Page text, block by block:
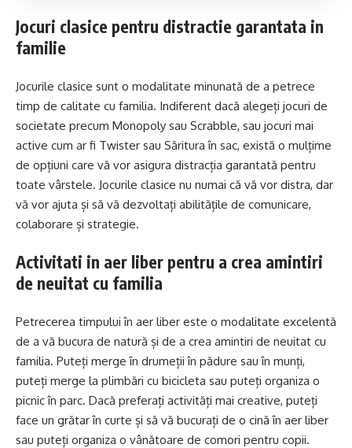
Jocuri clasice pentru distractie garantata in
familie
Jocurile clasice sunt o modalitate minunată de a petrece
timp de calitate cu familia. Indiferent dacă alegeți jocuri de
societate precum Monopoly sau Scrabble, sau jocuri mai
active cum ar fi Twister sau Săritura în sac, există o mulțime
de opțiuni care vă vor asigura distracția garantată pentru
toate vârstele. Jocurile clasice nu numai că vă vor distra, dar
vă vor ajuta și să vă dezvoltați abilitățile de comunicare,
colaborare și strategie.
Activitati in aer liber pentru a crea amintiri
de neuitat cu familia
Petrecerea timpului în aer liber este o modalitate excelentă
de a vă bucura de natură și de a crea amintiri de neuitat cu
familia. Puteți merge în drumeții în pădure sau în munți,
puteți merge la plimbări cu bicicleta sau puteți organiza o
picnic în parc. Dacă preferați activități mai creative, puteți
face un grătar în curte și să vă bucurați de o cină în aer liber
sau puteți organiza o vânătoare de comori pentru copii.